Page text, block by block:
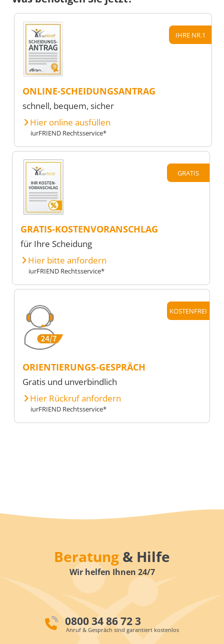
IHRE NR.1
ONLINE-SCHEIDUNGSANTRAG
schnell, bequem, sicher
Hier online ausfüllen
iurFRIEND Rechtsservice*
GRATIS
GRATIS-KOSTENVORANSCHLAG
für Ihre Scheidung
Hier bitte anfordern
iurFRIEND Rechtsservice*
KOSTENFREI
ORIENTIERUNGS-GESPRÄCH
Gratis und unverbindlich
Hier Rückruf anfordern
iurFRIEND Rechtsservice*
Beratung & Hilfe
Wir helfen Ihnen 24/7
0800 34 86 72 3
Anruf & Gespräch sind garantiert kostenlos